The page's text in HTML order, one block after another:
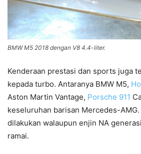
BMW M5 2018 dengan V8 4.4-liter.
Kenderaan prestasi dan sports juga
kepada turbo. Antaranya BMW M5,
Aston Martin Vantage, Porsche 911
keseluruhan barisan Mercedes-
dilakukan walaupun enjin NA
ramai.